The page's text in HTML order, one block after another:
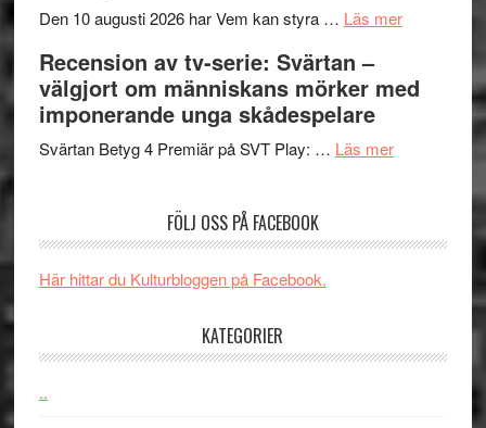
teater
´s
rolig
spännande
Chan
Den 10 augusti 2026 har Vem kan styra … Läs merom
valet
kan
Recension av tv-serie: Svärtan –
välgjort om människans mörker med
imponerande unga skådespelare
Svärtan Betyg 4 Premiär på SVT Play: … Läs merom
serie:
om
FÖLJ OSS PÅ FACEBOOK
Här hittar du Kulturbloggen på Facebook.
KATEGORIER
..